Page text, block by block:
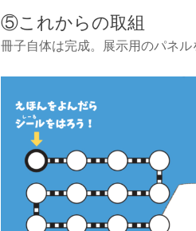
⑤これからの取組
冊子自体は完成。展示用のパネル